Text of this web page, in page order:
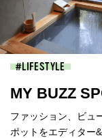
LIFESTYLE
MY BUZZ
ファッション、ビュ
ポットをエディター